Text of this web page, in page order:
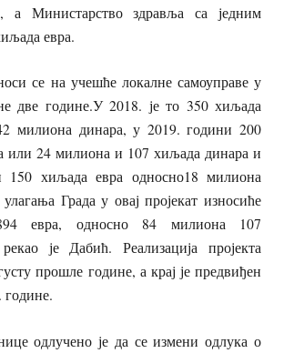
а Министарство здравља са једним
евра.
се на учешће локалне самоуправе у
две године.У 2018. је то 350 хиљада
милиона динара, у 2019. години 200
или 24 милиона и 107 хиљада динара и
150 хиљада евра односно18 милиона
Града у овај пројекат износиће
евра, односно 84 милиона 107
је Дабић. Реализација пројекта
прошле године, а крај је предвиђен
године.
одлучено је да се измени одлука о